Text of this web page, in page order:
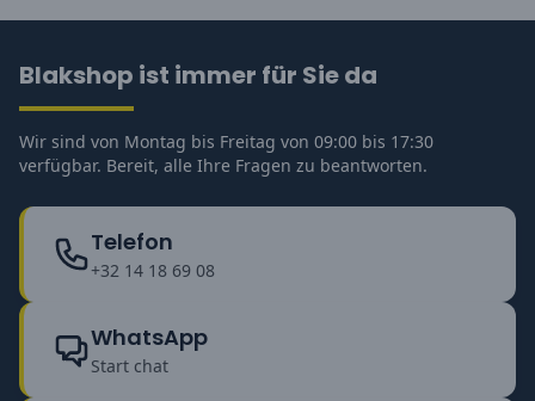
Blakshop ist immer für Sie da
Wir sind von Montag bis Freitag von 09:00 bis 17:30
verfügbar. Bereit, alle Ihre Fragen zu beantworten.
Telefon
+32 14 18 69 08
WhatsApp
Start chat